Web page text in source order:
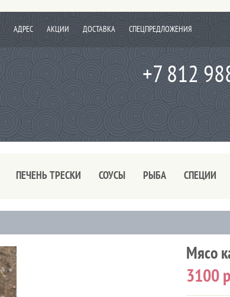
АДРЕС АКЦИИ ДОСТАВКА СПЕЦПРЕДЛОЖЕНИЯ
+7 812
ПЕЧЕНЬ ТРЕСКИ СОУСЫ РЫБА СПЕЦИИ
Мясо
3100